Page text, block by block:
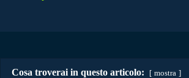
Cosa troverai in questo articolo: mostra